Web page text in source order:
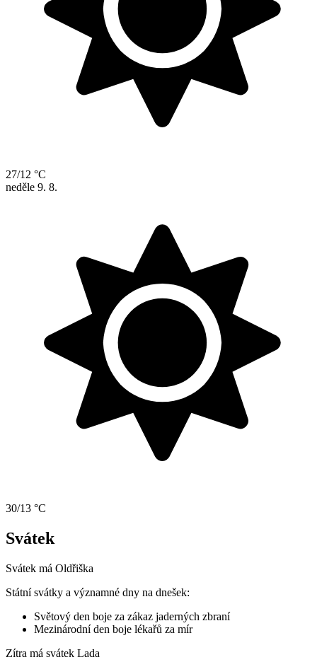
27/12 °C
neděle 9. 8.
30/13 °C
Svátek
Svátek má Oldřiška
Státní svátky a významné dny na dnešek:
Světový den boje za zákaz jaderných zbraní
Mezinárodní den boje lékařů za mír
Zítra má svátek Lada